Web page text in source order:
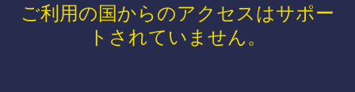
ご利用の国からのアクセスはサポー
トされていません。